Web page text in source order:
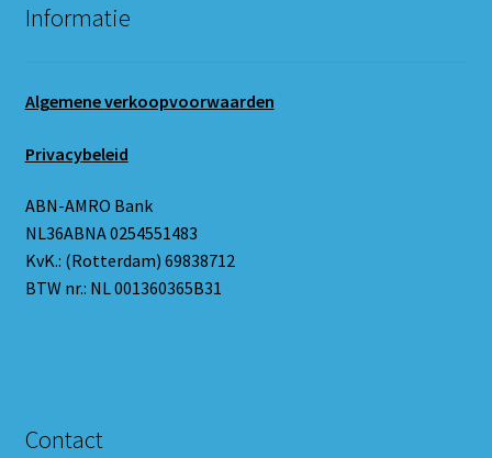
Informatie
Algemene verkoopvoorwaarden
Privacybeleid
ABN-AMRO Bank
NL36ABNA 0254551483
KvK.: (Rotterdam) 69838712
BTW nr.: NL 001360365B31
Contact